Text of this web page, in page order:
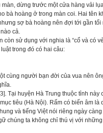
dừng trước một cửa hàng vải
bà hoàng ở trong màn coi. Hai
sợ bà hoàng nên đợi tới gần
cả.
còn sử dụng với nghia là “cổ và có
trong đó có hai câu:
cùng người bạn đời của vua nên
Tại huyện Hà Trung thuộc tỉnh
tiêu (Hà Nội). Rấm có biến âm
và tiếng Việt nói riêng ngày
chúng ta không chỉ thú vị với